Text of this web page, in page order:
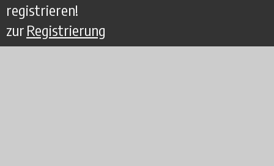
registrieren!
zur Registrierung